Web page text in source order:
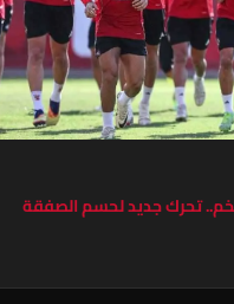
تحرك جديد لحسم الصفقة